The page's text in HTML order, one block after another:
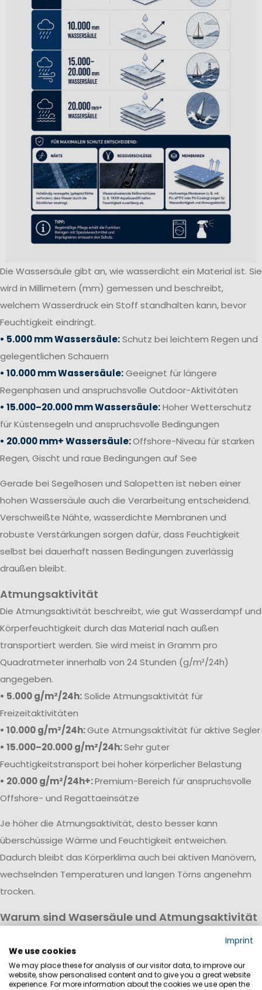
Die Wassersäule gibt an, wie wasserdicht ein Material ist. Sie
wird in Millimetern (mm) gemessen und beschreibt,
welchem Wasserdruck ein Stoff standhalten kann, bevor
Feuchtigkeit eindringt.
• 5.000 mm Wassersäule:Schutz bei leichtem Regen und
gelegentlichen Schauern
• 10.000 mm Wassersäule:Geeignet für längere
Regenphasen und anspruchsvolle Outdoor-Aktivitäten
• 15.000–20.000 mm Wassersäule:Hoher Wetterschutz
für Küstensegeln und anspruchsvolle Bedingungen
• 20.000 mm+ Wassersäule:Offshore-Niveau für starken
Regen, Gischt und raue Bedingungen auf See
Gerade bei Segelhosen und Salopetten ist neben einer
hohen Wassersäule auch die Verarbeitung entscheidend.
Verschweißte Nähte, wasserdichte Membranen und
robuste Verstärkungen sorgen dafür, dass Feuchtigkeit
selbst bei dauerhaft nassen Bedingungen zuverlässig
draußen bleibt.
Atmungsaktivität
Die Atmungsaktivität beschreibt, wie gut Wasserdampf und
Körperfeuchtigkeit durch das Material nach außen
transportiert werden. Sie wird meist in Gramm pro
Quadratmeter innerhalb von 24 Stunden (g/m²/24h)
angegeben.
• 5.000 g/m²/24h:Solide Atmungsaktivität für
Freizeitaktivitäten
• 10.000 g/m²/24h:Gute Atmungsaktivität für aktive Segler
• 15.000–20.000 g/m²/24h:Sehr guter
Feuchtigkeitstransport bei hoher körperlicher Belastung
• 20.000 g/m²/24h+:Premium-Bereich für anspruchsvolle
Offshore- und Regattaeinsätze
Je höher die Atmungsaktivität, desto besser kann
überschüssige Wärme und Feuchtigkeit entweichen.
Dadurch bleibt das Körperklima auch bei aktiven Manövern,
wechselnden Temperaturen und langen Törns angenehm
trocken.
Warum sind Wasersäule und Atmungsaktivität
Eine hochwertige Segeljackbekleidung vereint hohe
Wasserdichtigkeit mit guter Atmungsaktivität. Während die
Wassersäule vor Regen, Wind und Gischt schützt, sorgt die
Imprint
We use cookies
We may place these for analysis of our visitor data, to improve our
website, show personalised content and to give you a great website
experience. For more information about the cookies we use open the